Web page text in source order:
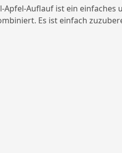
Auflauf ist ein einfaches
Es ist einfach